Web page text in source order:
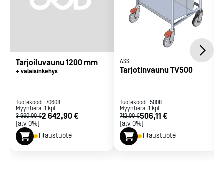
Tarjoiluvaunu 1200 mm
+ valaisinkehys
Tuotekoodi: 70608
Myyntierä: 1 kpl
3 660,00 €2 642,90 €
[alv 0%]
Tilaustuote
ASSI
Tarjotinvaunu TV500
Tuotekoodi: 5008
Myyntierä: 1 kpl
712,00 €506,11 €
[alv 0%]
Tilaustuote